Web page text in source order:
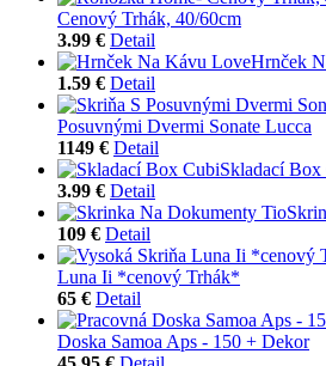
Cenový Trhák, 40/60cm
3.99 € Detail
Hrnček
1.59 € Detail
Posuvnými Dvermi Sonate Lucca
1149 € Detail
Skladací Box
3.99 € Detail
109 € Detail
Luna Ii *cenový Trhák*
65 € Detail
Doska Samoa Aps - 150 + Dekor